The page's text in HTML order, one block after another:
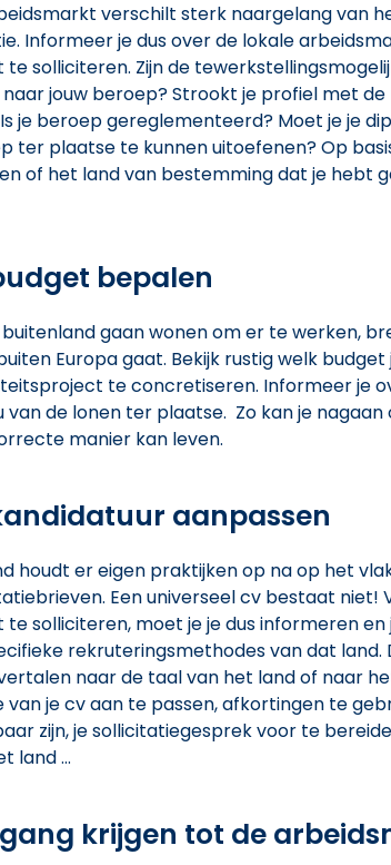
verschilt sterk naargelang van
Informeer je dus over de lokale
te solliciteren. Zijn de
jouw beroep? Strookt je profiel met
je beroep gereglementeerd? Moet je je
ter plaatse te kunnen uitoefenen? Op
of het land van bestemming dat je hebt
bepalen
gaan wonen om er te werken,
Europa gaat. Bekijk rustig welk
te concretiseren. Informeer je
van de lonen ter plaatse. Zo kan je
manier kan leven.
aanpassen
houdt er eigen praktijken op na op het
Een universeel cv bestaat niet!
te solliciteren, moet je je dus informeren
rekruteringsmethodes van dat land.
naar de taal van het land of naar
van je cv aan te passen, afkortingen te
zijn, je sollicitatiegesprek voor te
land ...
krijgen tot de